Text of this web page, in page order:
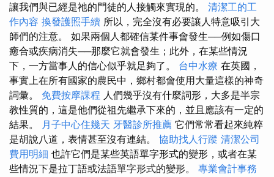
讓我們與已經是祂的門徒的人接觸來實現的。 清潔工的工
作內容 換發護照手續 所以，完全沒有必要讓人特意吸引大
師們的注意。 如果兩個人都確信某件事會發生──例如傷口
癒合或疾病消失──那麼它就會發生；此外，在某些情況
下，一方當事人的信心似乎就足夠了。 台中水療 在英國，
事實上在所有國家的農民中，鄉村都會使用大量這樣的神奇
詞彙。 免費按摩課程 人們幾乎沒有什麼詞形，大多是半宗
教性質的，這是他們從祖先繼承下來的，並且應該有一定的
結果。 月子中心住幾天 牙醫診所推薦 它們常常看起來純粹
是胡說八道，表情甚至沒有連結。 協助找人行蹤 清潔公司
費用明細 也許它們是某些英語單字形式的變形，或者在某
些情況下是拉丁語或法語單字形式的變形。 專業會計事務